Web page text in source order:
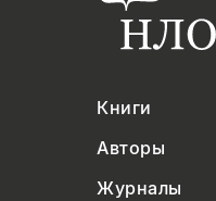
Книги
Авторы
Журналы